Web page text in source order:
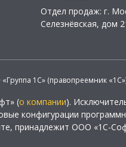
Отдел продаж: г.
Селезнёвская, дом
1С» (правопреемник
(о компании).
конфигурации
принадлежит ООО «1С-